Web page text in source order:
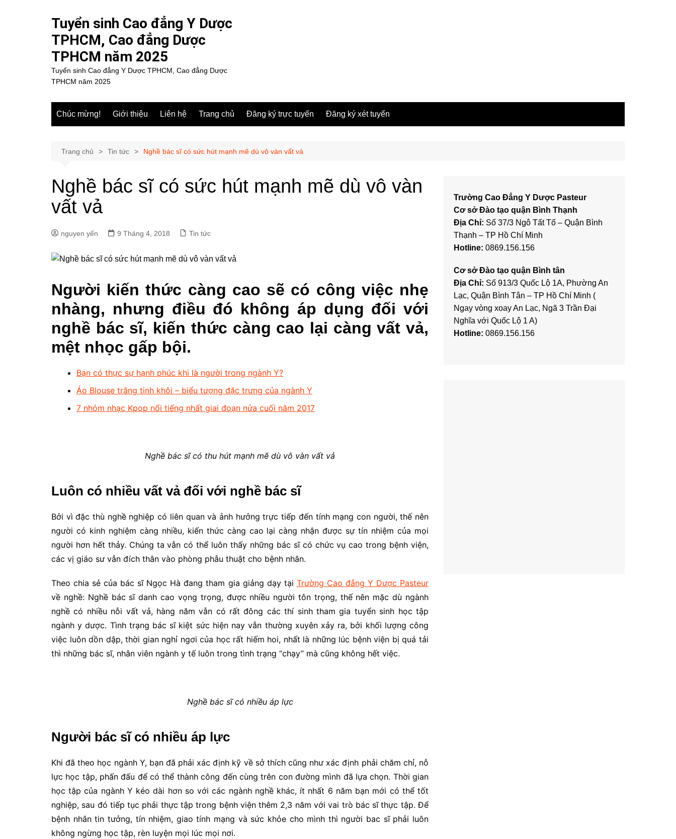
Tuyển sinh Cao đẳng Y Dược
TPHCM, Cao đẳng Dược
TPHCM năm 2025
Tuyển sinh Cao đẳng Y Dược TPHCM, Cao đẳng Dược
TPHCM năm 2025
Chúc mừng! Giới thiệu Liên hệ Trang chủ Đăng ký trực tuyến Đăng ký xét tuyển
Trang chủ Tin tức Nghề bác sĩ có sức hút mạnh mẽ dù vô vàn vất vả
Nghề bác sĩ có sức hút mạnh mẽ dù vô vàn
vất vả
nguyen yến 9 Tháng 4, 2018 Tin tức
Người kiến thức càng cao sẽ có công việc nhẹ
nhàng, nhưng điều đó không áp dụng đối với
nghề bác sĩ, kiến thức càng cao lại càng vất vả,
mệt nhọc gấp bội.
Bạn có thực sự hạnh phúc khi là người trong ngành Y?
Áo Blouse trắng tinh khôi – biểu tượng đặc trưng của ngành Y
7 nhóm nhạc Kpop nổi tiếng nhất giai đoạn nửa cuối năm 2017
Nghề bác sĩ có thu hút mạnh mẽ dù vô vàn vất vả
Luôn có nhiều vất vả đối với nghề bác sĩ
Bởi vì đặc thù nghề nghiệp có liên quan và ảnh hưởng trực tiếp đến tính mạng con người, thế nên
người có kinh nghiệm càng nhiều, kiến thức càng cao lại càng nhận được sự tín nhiệm của mọi
người hơn hết thảy. Chúng ta vẫn có thể luôn thấy những bác sĩ có chức vụ cao trong bệnh viện,
các vị giáo sư vẫn đích thân vào phòng phẫu thuật cho bệnh nhân.
Theo chia sẻ của bác sĩ Ngọc Hà đang tham gia giảng dạy tại Trường Cao đẳng Y Dược Pasteur
về nghề: Nghề bác sĩ danh cao vọng trọng, được nhiều người tôn trọng, thế nên mặc dù ngành
nghề có nhiều nỗi vất vả, hàng năm vẫn có rất đông các thí sinh tham gia tuyển sinh học tập
ngành y dược. Tình trạng bác sĩ kiệt sức hiện nay vẫn thường xuyên xảy ra, bởi khối lượng công
việc luôn dồn dập, thời gian nghỉ ngơi của học rất hiếm hoi, nhất là những lúc bệnh viện bị quá tải
thì những bác sĩ, nhân viên ngành y tế luôn trong tình trạng “chạy” mà cũng không hết việc.
Nghề bác sĩ có nhiều áp lực
Người bác sĩ có nhiều áp lực
Khi đã theo học ngành Y, bạn đã phải xác định kỹ về sở thích cũng như xác định phải chăm chỉ, nỗ
lực học tập, phấn đấu để có thể thành công đến cùng trên con đường mình đã lựa chọn. Thời gian
học tập của ngành Y kéo dài hơn so với các ngành nghề khác, ít nhất 6 năm bạn mới có thể tốt
nghiệp, sau đó tiếp tục phải thực tập trong bệnh viện thêm 2,3 năm với vai trò bác sĩ thực tập. Để
bệnh nhân tin tưởng, tín nhiệm, giao tính mạng và sức khỏe cho mình thì người bac sĩ phải luôn
không ngừng học tập, rèn luyện mọi lúc mọi nơi.
Trường Cao Đẳng Y Dược Pasteur
Cơ sở Đào tạo quận Bình Thạnh
Địa Chỉ: Số 37/3 Ngô Tất Tố – Quận Bình
Thạnh – TP Hồ Chí Minh
Hotline: 0869.156.156
Cơ sở Đào tạo quận Bình tân
Địa Chỉ: Số 913/3 Quốc Lộ 1A, Phường An
Lạc, Quận Bình Tân – TP Hồ Chí Minh (
Ngay vòng xoay An Lạc, Ngã 3 Trần Đại
Nghĩa với Quốc Lộ 1 A)
Hotline: 0869.156.156